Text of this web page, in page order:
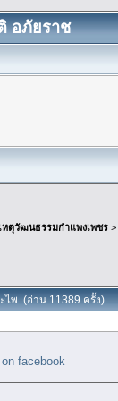
อภัยราช
หตุวัฒนธรรมกำแพงเพชร >
ไพ (อ่าน 11389 ครั้ง)